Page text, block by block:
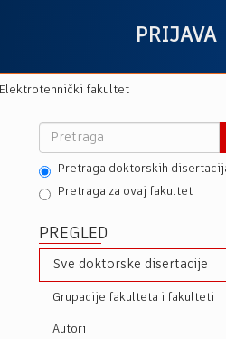
PRIJAVA
Elektrotehnički fakultet
Pretraga doktorskih
Pretraga za ovaj fakultet
PREGLED
Sve doktorske disertacije
Grupacije fakulteta i fakulteti
Autori